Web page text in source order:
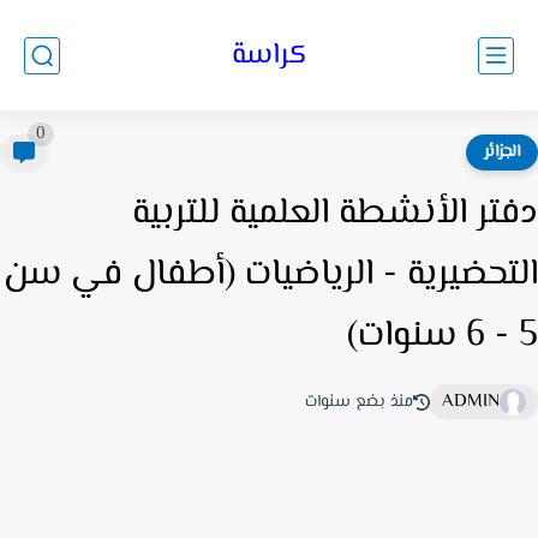
كراسة
الأنشطة العلمية للتربية
- الرياضيات (أطفال في سن
ADMIN منذ بضع سنوات